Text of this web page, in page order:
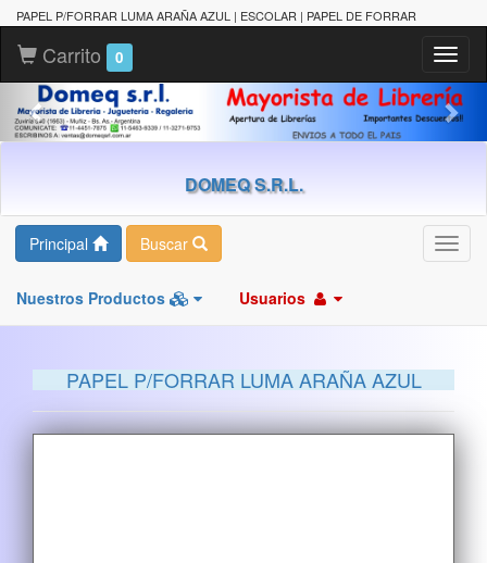
PAPEL P/FORRAR LUMA ARAÑA AZUL | ESCOLAR | PAPEL DE FORRAR
Carrito 0
DOMEQ S.R.L.
Principal Buscar
Nuestros Productos Usuarios
PAPEL P/FORRAR LUMA ARAÑA AZUL